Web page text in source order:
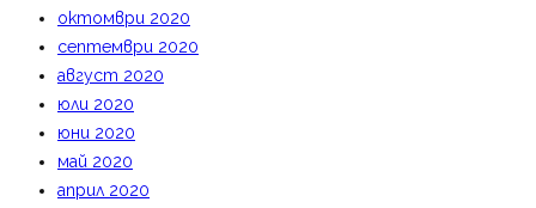
октомври 2020
септември 2020
август 2020
юли 2020
юни 2020
май 2020
април 2020